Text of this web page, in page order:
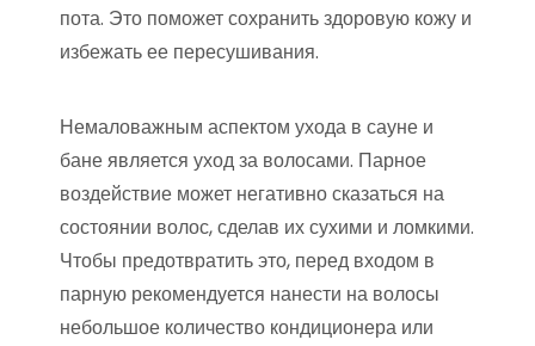
пота. Это поможет сохранить здоровую кожу и
избежать ее пересушивания.
Немаловажным аспектом ухода в сауне и
бане является уход за волосами. Парное
воздействие может негативно сказаться на
состоянии волос, сделав их сухими и ломкими.
Чтобы предотвратить это, перед входом в
парную рекомендуется нанести на волосы
небольшое количество кондиционера или